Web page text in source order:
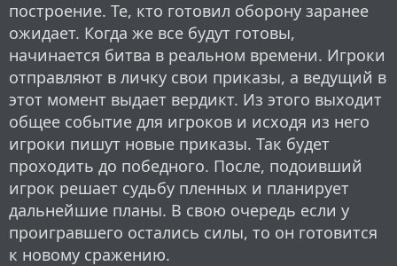
построение. Те, кто готовил оборону заранее
ожидает. Когда же все будут готовы,
начинается битва в реальном времени. Игроки
отправляют в личку свои приказы, а ведущий в
этот момент выдает вердикт. Из этого выходит
общее событие для игроков и исходя из него
игроки пишут новые приказы. Так будет
проходить до победного. После, подоивший
игрок решает судьбу пленных и планирует
дальнейшие планы. В свою очередь если у
проигравшего остались силы, то он готовится
к новому сражению.